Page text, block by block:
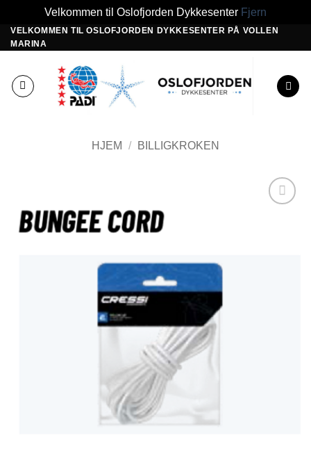
Velkommen til Oslofjorden Dykkesenter Fjern
Skip
to
VELKOMMEN TIL OSLOFJORDEN DYKKESENTER PÅ VOLLEN
MARINA
HJEM / BILLIGKROKEN